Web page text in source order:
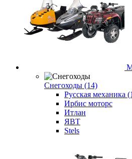
Снегоходы (14)
Русская механика
Ирбис моторс
Итлан
ЯВТ
Stels